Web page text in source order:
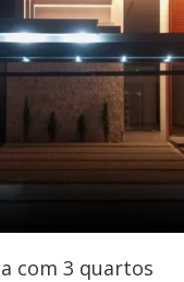
com 3 quartos